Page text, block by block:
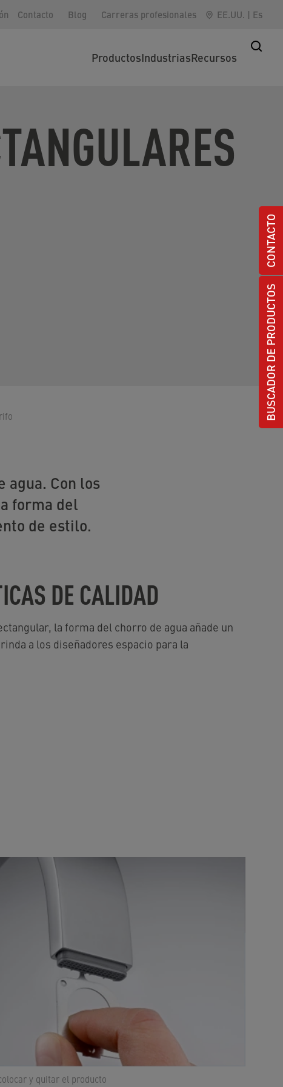
Contacto Blog Carreras profesionales EE.UU. | Es
ProductosIndustriasRecursos
agua. Con los
forma del
de estilo.
DE CALIDAD
la forma del chorro de agua añade un
a los diseñadores espacio para la
y quitar el producto
BUSCADOR DE PRODUCTOS
CONTACTO